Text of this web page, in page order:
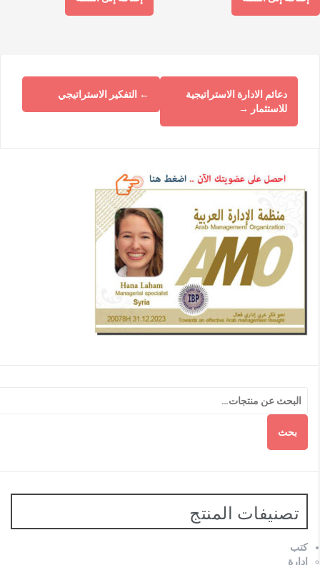
← التفكير الاستراتيجي
دعائم الادارة الاستراتيجية
للاستثمار
→
بحث
تصنيفات المنتج
كتب
ادارة